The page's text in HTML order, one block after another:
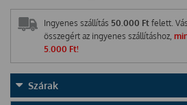
Ingyenes szállítás 50.000 Ft felett.
összegért az ingyenes szállításhoz,
5.000 Ft!
Szárak